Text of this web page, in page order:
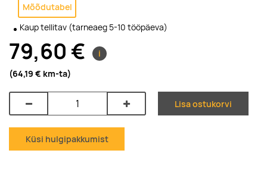
Mõõdutabel
Kaup tellitav (tarneaeg 5-10 tööpäeva)
79,60 €
i
(64,19 € km-ta)
Lisa ostukorvi
Küsi hulgipakkumist